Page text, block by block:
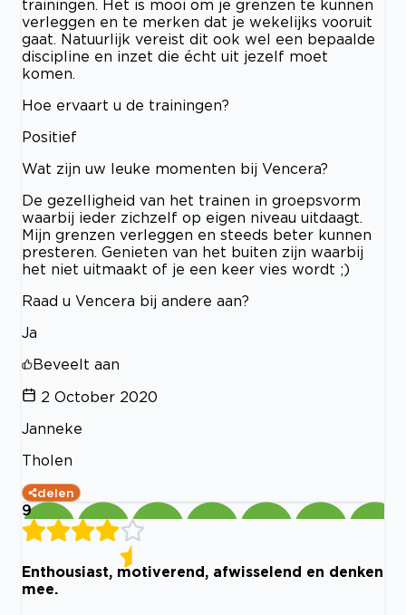
trainingen. Het is mooi om je grenzen te kunnen
verleggen en te merken dat je wekelijks vooruit
gaat. Natuurlijk vereist dit ook wel een bepaalde
discipline en inzet die écht uit jezelf moet
komen.
Hoe ervaart u de trainingen?
Positief
Wat zijn uw leuke momenten bij Vencera?
De gezelligheid van het trainen in groepsvorm
waarbij ieder zichzelf op eigen niveau uitdaagt.
Mijn grenzen verleggen en steeds beter kunnen
presteren. Genieten van het buiten zijn waarbij
het niet uitmaakt of je een keer vies wordt ;)
Raad u Vencera bij andere aan?
Ja
Beveelt aan
2 October 2020
Janneke
Tholen
delen
9
Enthousiast, motiverend, afwisselend en denken
mee.